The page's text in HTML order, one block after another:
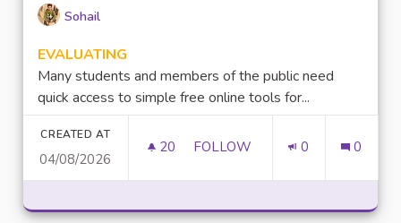
Sohail
EVALUATING
Many students and members of the public need
quick access to simple free online tools for...
CREATED AT
04/08/2026
20 20 FOLLOWERS
FOLLOW 0 0